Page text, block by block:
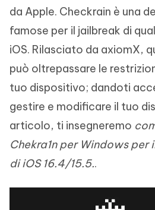
da Apple. Checkrain è una
famose per il jailbreak di
iOS. Rilasciato da axiomX,
può oltrepassare le
tuo dispositivo; dandoti
gestire e modificare il tuo
articolo, ti insegneremo
Chekra1n per Windows per
di iOS 16.4/15.5..